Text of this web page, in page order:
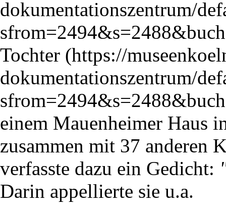
Tochter
einem Mauenheimer Haus
zusammen mit 37 anderen
verfasste dazu ein Gedicht:
Darin appellierte sie u.a.